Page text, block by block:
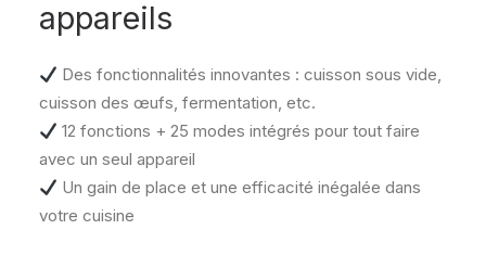
appareils
Des fonctionnalités innovantes : cuisson sous vide,
cuisson des œufs, fermentation, etc.
12 fonctions + 25 modes intégrés pour tout faire
avec un seul appareil
Un gain de place et une efficacité inégalée dans
votre cuisine